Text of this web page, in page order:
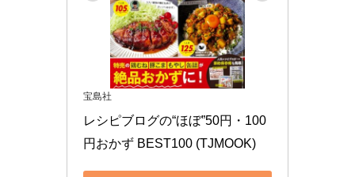
宝島社
レシピブログの“ほぼ”50円・100
円おかず BEST100 (TJMOOK)